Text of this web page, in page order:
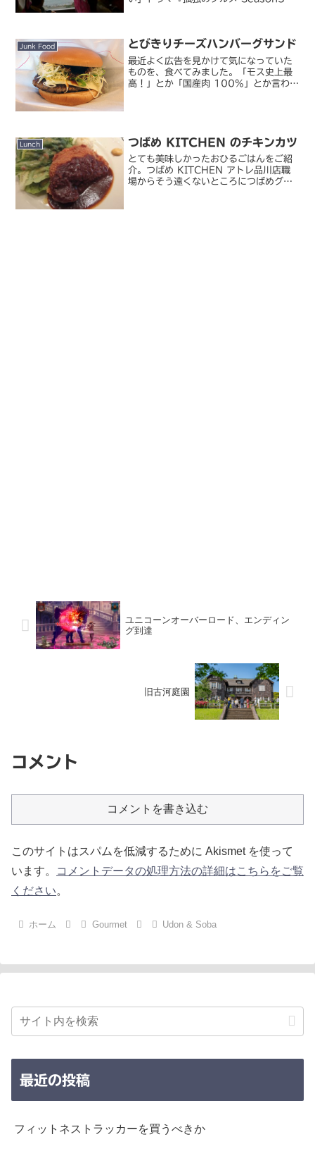
来る機会をずっと狙...
Junk Food とびきりチーズハンバーグサンド
最近よく広告を見かけて気になっていた
ものを、食べてみました。「モス史上最
高！」とか「国産肉 100%」とか言われ
Lunch つばめ KITCHEN のチキンカツ
とても美味しかったおひるごはんをご紹
介。つばめ KITCHEN アトレ品川店職
場からそう遠くないところにつばめグリ
ユニコーンオーバーロード、エンディン
グ到達
旧古河庭園
コメント
コメントを書き込む
このサイトはスパムを低減するために Akismet を使って
います。
コメントデータの処理方法の詳細はこちらをご覧
ください。
ホーム Gourmet Udon & Soba
最近の投稿
フィットネストラッカーを買うべきか